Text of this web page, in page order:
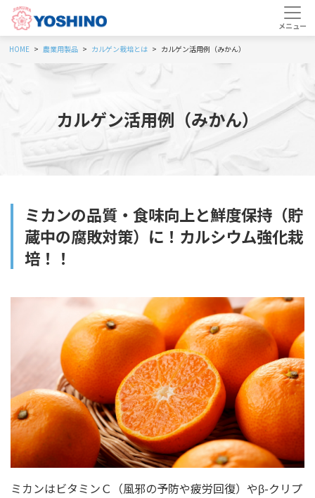
HOME 農業用製品 カルゲン栽培とは カルゲン活用例（みかん）
カルゲン活用例（みかん）
ミカンの品質・食味向上と鮮度保持（貯
蔵中の腐敗対策）に！カルシウム強化栽
培！！
ミカンはビタミンＣ（風邪の予防や疲労回復）やβ-クリプ